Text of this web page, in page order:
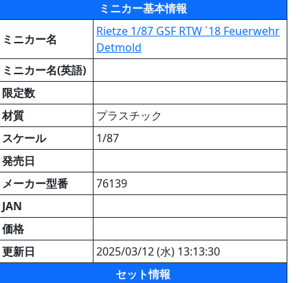
ミニカー基本情報
ミニカー名
Rietze 1/87 GSF RTW ´18 Feuerwehr
Detmold
ミニカー名(英語)
限定数
材質
プラスチック
スケール
1/87
発売日
メーカー型番
76139
JAN
価格
更新日
2025/03/12 (水) 13:13:30
セット情報